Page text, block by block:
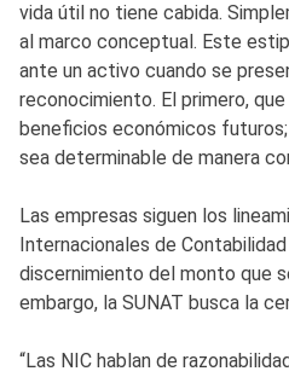
vida útil no tiene cabida.
al marco conceptual. Este
ante un activo cuando se
reconocimiento. El primero,
beneficios económicos
sea determinable de manera
Las empresas siguen los
Internacionales de
discernimiento del monto que
embargo, la SUNAT busca la
“Las NIC hablan de